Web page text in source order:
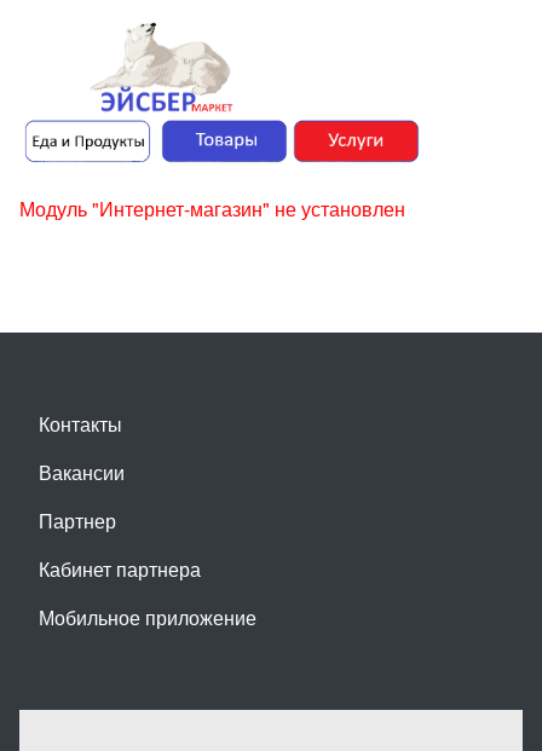
Модуль "Интернет-магазин" не установлен
Контакты
Вакансии
Партнер
Кабинет партнера
Мобильное приложение